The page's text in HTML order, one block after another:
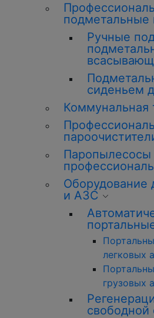
Ручные
сиденьем
Коммунальная
Паропылесосы
Оборудование
и АЗС
легковых
грузовых
свободной